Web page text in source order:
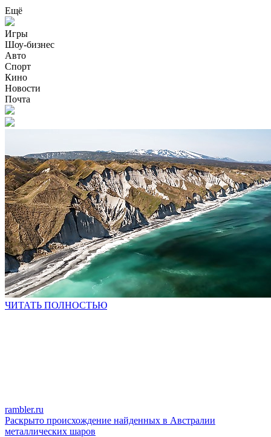
Ещё
Игры
Шоу-бизнес
Авто
Спорт
Кино
Новости
Почта
ЧИТАТЬ ПОЛНОСТЬЮ
rambler.ru
Раскрыто происхождение найденных в Австралии
металлических шаров